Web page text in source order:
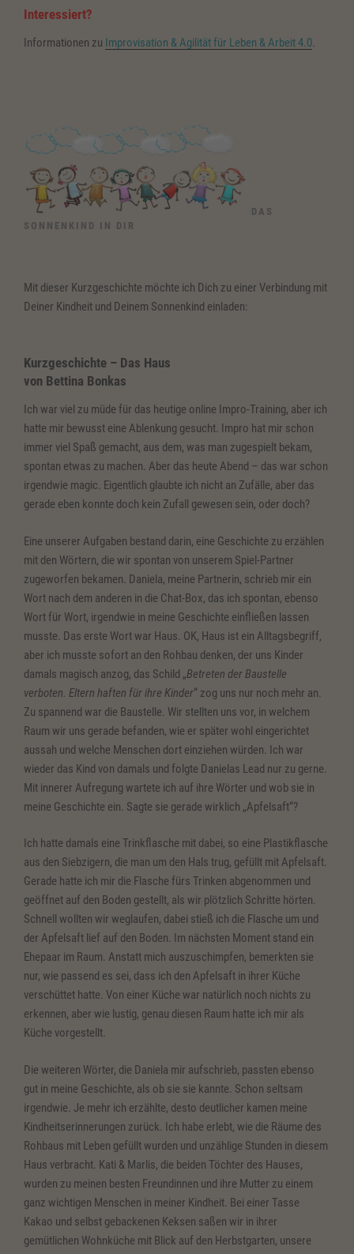
Interessiert?
Informationen zu Improvisation & Agilität für Leben & Arbeit 4.0.
DAS
SONNENKIND IN DIR
Mit dieser Kurzgeschichte möchte ich Dich zu einer Verbindung mit
Deiner Kindheit und Deinem Sonnenkind einladen:
Kurzgeschichte – Das Haus
von Bettina Bonkas
Ich war viel zu müde für das heutige online Impro-Training, aber ich
hatte mir bewusst eine Ablenkung gesucht. Impro hat mir schon
immer viel Spaß gemacht, aus dem, was man zugespielt bekam,
spontan etwas zu machen. Aber das heute Abend – das war schon
irgendwie magic. Eigentlich glaubte ich nicht an Zufälle, aber das
gerade eben konnte doch kein Zufall gewesen sein, oder doch?
Eine unserer Aufgaben bestand darin, eine Geschichte zu erzählen
mit den Wörtern, die wir spontan von unserem Spiel-Partner
zugeworfen bekamen. Daniela, meine Partnerin, schrieb mir ein
Wort nach dem anderen in die Chat-Box, das ich spontan, ebenso
Wort für Wort, irgendwie in meine Geschichte einfließen lassen
musste. Das erste Wort war Haus. OK, Haus ist ein Alltagsbegriff,
aber ich musste sofort an den Rohbau denken, der uns Kinder
damals magisch anzog, das Schild „Betreten der Baustelle
verboten. Eltern haften für ihre Kinder“ zog uns nur noch mehr an.
Zu spannend war die Baustelle. Wir stellten uns vor, in welchem
Raum wir uns gerade befanden, wie er später wohl eingerichtet
aussah und welche Menschen dort einziehen würden. Ich war
wieder das Kind von damals und folgte Danielas Lead nur zu gerne.
Mit innerer Aufregung wartete ich auf ihre Wörter und wob sie in
meine Geschichte ein. Sagte sie gerade wirklich „Apfelsaft“?
Ich hatte damals eine Trinkflasche mit dabei, so eine Plastikflasche
aus den Siebzigern, die man um den Hals trug, gefüllt mit Apfelsaft.
Gerade hatte ich mir die Flasche fürs Trinken abgenommen und
geöffnet auf den Boden gestellt, als wir plötzlich Schritte hörten.
Schnell wollten wir weglaufen, dabei stieß ich die Flasche um und
der Apfelsaft lief auf den Boden. Im nächsten Moment stand ein
Ehepaar im Raum. Anstatt mich auszuschimpfen, bemerkten sie
nur, wie passend es sei, dass ich den Apfelsaft in ihrer Küche
verschüttet hatte. Von einer Küche war natürlich noch nichts zu
erkennen, aber wie lustig, genau diesen Raum hatte ich mir als
Küche vorgestellt.
Die weiteren Wörter, die Daniela mir aufschrieb, passten ebenso
gut in meine Geschichte, als ob sie sie kannte. Schon seltsam
irgendwie. Je mehr ich erzählte, desto deutlicher kamen meine
Kindheitserinnerungen zurück. Ich habe erlebt, wie die Räume des
Rohbaus mit Leben gefüllt wurden und unzählige Stunden in diesem
Haus verbracht. Kati & Marlis, die beiden Töchter des Hauses,
wurden zu meinen besten Freundinnen und ihre Mutter zu einem
ganz wichtigen Menschen in meiner Kindheit. Bei einer Tasse
Kakao und selbst gebackenen Keksen saßen wir in ihrer
gemütlichen Wohnküche mit Blick auf den Herbstgarten, unsere